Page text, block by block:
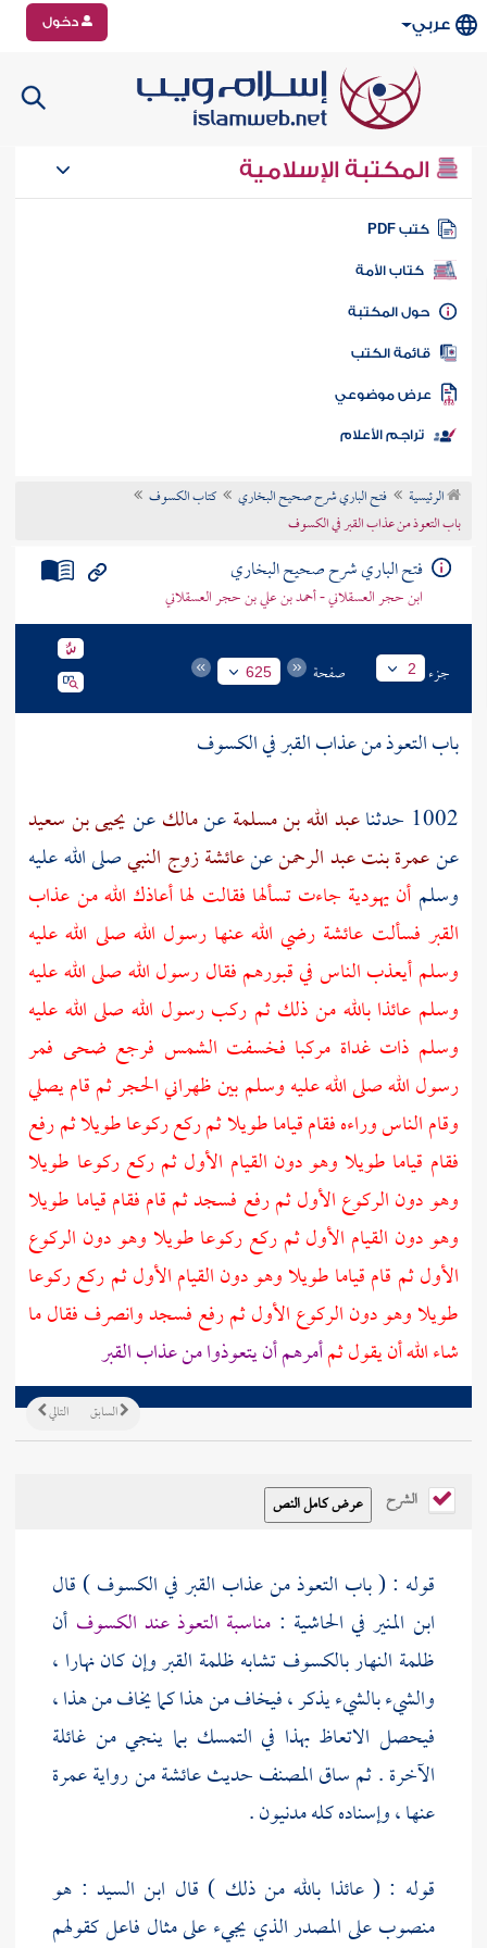
عربي دخول
المكتبة الإسلامية
كتب PDF
كتاب الأمة
المكتبة
الكتب
موضوعي
تراجم الأعلام
الرئيسية فتح الباري شرح صحيح البخاري
كتاب الكسوف
باب التعوذ من عذاب القبر في الكسوف
فتح الباري شرح صحيح البخاري
ابن حجر العسقلاني - أحمد بن علي بن حجر العسقلاني
جزء 2 صفحة 625
باب التعوذ من عذاب القبر في الكسوف
1002 حدثنا
عبد الله بن مسلمةعنمالكعنيحيى بن سعيد
عنعمرة بنت عبد الرحمنعنعائشة زوج النبيصلى الله عليه
وسلم أن يهودية جاءت تسألها فقالت لها أعاذك الله من عذاب
القبر فسألت عائشة رضي الله عنهارسول الله صلى الله عليه
وسلم أيعذب الناس في قبورهم فقال رسول الله صلى الله عليه
وسلم عائذا بالله من ذلك ثم ركب رسول الله صلى الله عليه
وسلم ذات غداة مركبا فخسفت الشمس فرجع ضحى فمر
رسول الله صلى الله عليه وسلم بين ظهراني الحجر ثم قام يصلي
وقام الناس وراءه فقام قياما طويلا ثم ركع ركوعا طويلا ثم رفع
فقام قياما طويلا وهو دون القيام الأول ثم ركع ركوعا طويلا
وهو دون الركوع الأول ثم رفع فسجد ثم قام فقام قياما طويلا
وهو دون القيام الأول ثم ركع ركوعا طويلا وهو دون الركوع
الأول ثم قام قياما طويلا وهو دون القيام الأول ثم ركع ركوعا
طويلا وهو دون الركوع الأول ثم رفع فسجد وانصرف فقال ما
شاء الله أن يقول ثمأمرهم أن يتعوذوا من عذاب القبر
التالي السابق
الشرح
قوله : ( باب التعوذ من عذاب القبر في الكسوف ) قال
ابن المنير في الحاشية : مناسبة التعوذ عند الكسوف أن
ظلمة النهار بالكسوف تشابه ظلمة القبر وإن كان نهارا ،
والشيء بالشيء يذكر ، فيخاف من هذا كما يخاف من هذا ،
فيحصل الاتعاظ بهذا في التمسك بما ينجي من غائلة
الآخرة . ثم ساق المصنف حديثعائشةمن روايةعمرة
عنها ، وإسناده كله مدنيون .
قوله : ( عائذا بالله من ذلك ) قال ابن السيد : هو
منصوب على المصدر الذي يجيء على مثال فاعل كقولهم